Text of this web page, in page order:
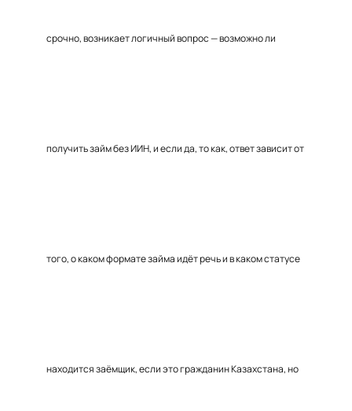
срочно, возникает логичный вопрос — возможно ли
получить займ без ИИН, и если да, то как, ответ зависит от
того, о каком формате займа идёт речь и в каком статусе
находится заёмщик, если это гражданин Казахстана, но